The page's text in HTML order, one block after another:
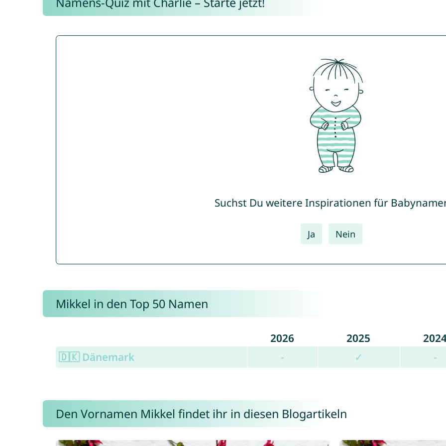
Suchst Du weitere Inspirationen für
Ja Nein
Mikkel in den Top 50 Namen
2026 2025
🇩🇰 Dänemark
- ✓ -
Den Vornamen Mikkel findet ihr in diesen Blogartikeln